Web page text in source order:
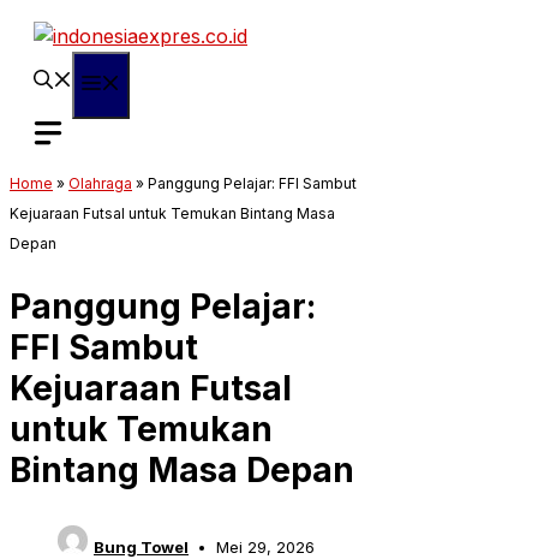
Langsung
Home » Olahraga » Panggung Pelajar: FFI Sambut
Kejuaraan Futsal untuk Temukan Bintang Masa
Depan
Panggung Pelajar:
FFI Sambut
Kejuaraan Futsal
untuk Temukan
Bintang Masa Depan
Bung Towel Mei 29, 2026